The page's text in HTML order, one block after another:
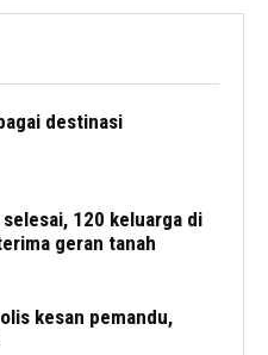
destinasi
120 keluarga di
geran tanah
kesan pemandu,